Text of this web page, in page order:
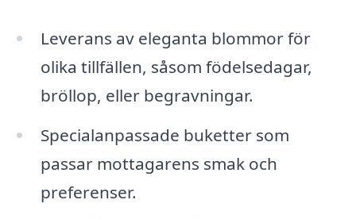
Leverans av eleganta blommor för
olika tillfällen, såsom födelsedagar,
bröllop, eller begravningar.
Specialanpassade buketter som
passar mottagarens smak och
preferenser.